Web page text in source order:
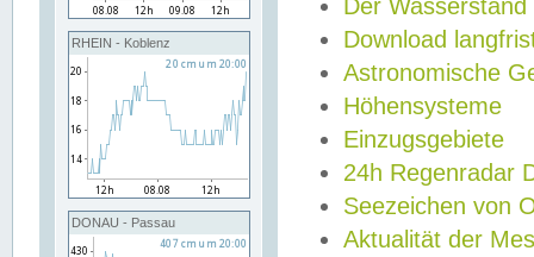
RHEIN - Koblenz
DONAU - Passau
Der Wasserstand
Download
Astronomische
Höhensysteme
Einzugsgebiete
24h Regenradar
Seezeichen von
Aktualität der